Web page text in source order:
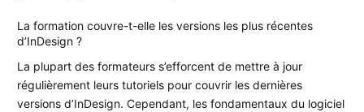
La formation couvre-t-elle les versions les plus récentes
d’InDesign ?
La plupart des formateurs s’efforcent de mettre à jour
régulièrement leurs tutoriels pour couvrir les dernières
versions d’InDesign. Cependant, les fondamentaux du logiciel